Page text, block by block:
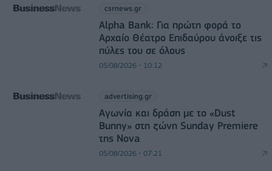
csrnews.gr
Alpha Bank: Για πρώτη φορά το
Αρχαίο Θέατρο Επιδαύρου άνοιξε τις
πύλες του σε όλους
05/08/2026 - 10:12
advertising.gr
Αγωνία και δράση με το «Dust
Bunny» στη ζώνη Sunday Premiere
της Nova
05/08/2026 - 07:21